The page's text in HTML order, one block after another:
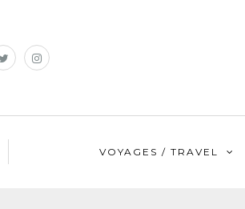
VOYAGES / TRAVEL